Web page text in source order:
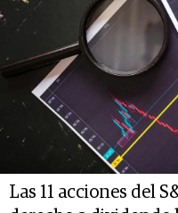
Las 11 acciones del